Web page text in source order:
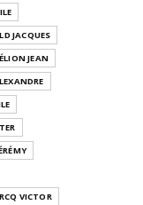
JACQUES
JEAN
VICTOR